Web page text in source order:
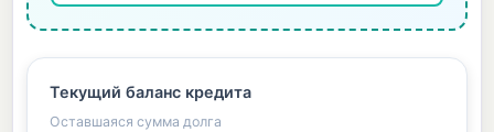
Текущий баланс кредита
Оставшаяся сумма долга